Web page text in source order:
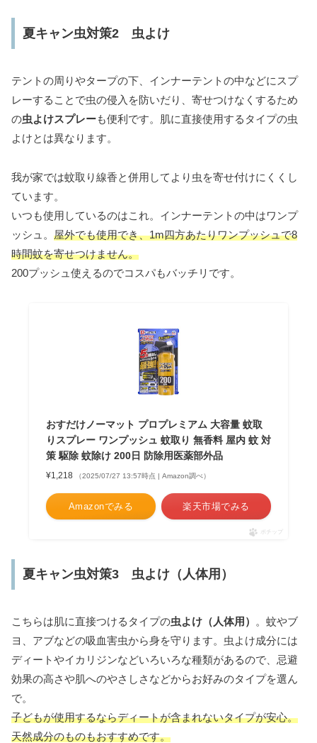
夏キャン虫対策2 虫よけ
テントの周りやタープの下、インナーテントの中などにスプ
レーすることで虫の侵入を防いだり、寄せつけなくするため
の虫よけスプレーも便利です。肌に直接使用するタイプの虫
よけとは異なります。
我が家では蚊取り線香と併用してより虫を寄せ付けにくくし
ています。
いつも使用しているのはこれ。インナーテントの中はワンプ
ッシュ。 屋外でも使用でき、1m四方あたりワンプッシュで8
時間蚊を寄せつけません。
200プッシュ使えるのでコスパもバッチリです。
おすだけノーマット プロプレミアム 大容量 蚊取
りスプレー ワンプッシュ 蚊取り 無香料 屋内 蚊 対
策 駆除 蚊除け 200日 防除用医薬部外品
¥1,218 （2025/07/27 13:57時点 | Amazon調べ）
Amazonでみる 楽天市場でみる
ポチップ
夏キャン虫対策3 虫よけ（人体用）
こちらは肌に直接つけるタイプの虫よけ（人体用）
。蚊やブ
ヨ、アブなどの吸血害虫から身を守ります。虫よけ成分には
ディートやイカリジンなどいろいろな種類があるので、忌避
効果の高さや肌へのやさしさなどからお好みのタイプを選ん
で。
子どもが使用するならディートが含まれないタイプが安心。
天然成分のものもおすすめです。